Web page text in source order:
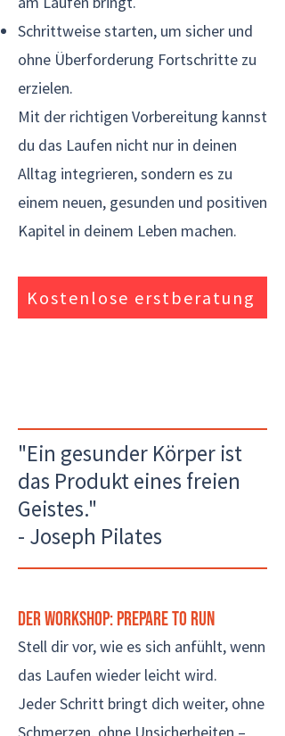
Schrittweise starten, um sicher und
ohne Überforderung Fortschritte zu
erzielen.
Mit der richtigen Vorbereitung kannst
du das Laufen nicht nur in deinen
Alltag integrieren, sondern es zu
einem neuen, gesunden und positiven
Kapitel in deinem Leben machen.
Kostenlose erstberatung
"Ein gesunder Körper ist
das Produkt eines freien
Geistes."
- Joseph Pilates
Der Workshop: Prepare to Run
Stell dir vor, wie es sich anfühlt, wenn
das Laufen wieder leicht wird.
Jeder Schritt bringt dich weiter, ohne